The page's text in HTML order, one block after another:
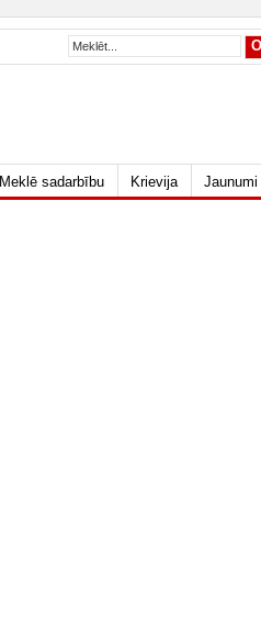
Meklē sadarbību Krievija Jaunumi